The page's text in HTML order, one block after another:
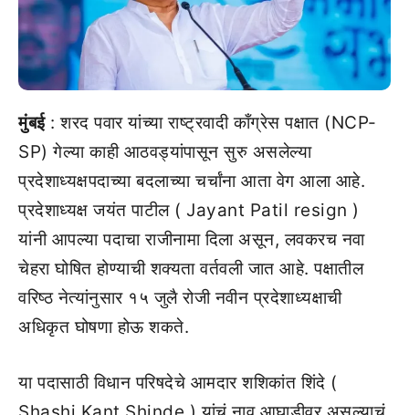
मुंबई: शरद पवार यांच्या राष्ट्रवादी काँग्रेस पक्षात (NCP-
SP) गेल्या काही आठवड्यांपासून सुरु असलेल्या
प्रदेशाध्यक्षपदाच्या बदलाच्या चर्चांना आता वेग आला आहे.
प्रदेशाध्यक्ष जयंत पाटील ( Jayant Patil resign )
यांनी आपल्या पदाचा राजीनामा दिला असून, लवकरच नवा
चेहरा घोषित होण्याची शक्यता वर्तवली जात आहे. पक्षातील
वरिष्ठ नेत्यांनुसार १५ जुलै रोजी नवीन प्रदेशाध्यक्षाची
अधिकृत घोषणा होऊ शकते.
या पदासाठी विधान परिषदेचे आमदार शशिकांत शिंदे (